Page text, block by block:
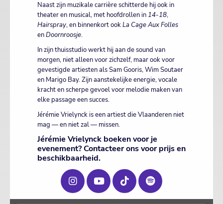
Naast zijn muzikale carrière schitterde hij ook in
theater en musical, met hoofdrollen in 14-18,
Hairspray, en binnenkort ookLa Cage Aux Folles
enDoornroosje.
In zijn thuisstudio werkt hij aan de sound van
morgen, niet alleen voor zichzelf, maar ook voor
gevestigde artiesten als Sam Gooris, Wim Soutaer
en Marigo Bay. Zijn aanstekelijke energie, vocale
kracht en scherpe gevoel voor melodie maken van
elke passage een succes.
Jérémie Vrielynck is een artiest die Vlaanderen niet
mag — en niet zal — missen.
Jérémie Vrielynck boeken voor je
evenement? Contacteer ons voor prijs en
beschikbaarheid.